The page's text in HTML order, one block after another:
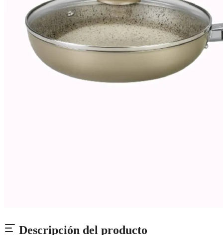
Descripción del producto